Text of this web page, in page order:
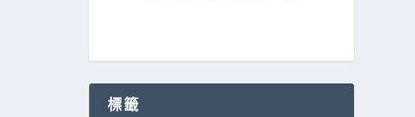
標籤